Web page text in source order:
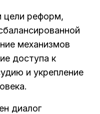
цели реформ,
механизмов
доступа к
и укрепление
диалог